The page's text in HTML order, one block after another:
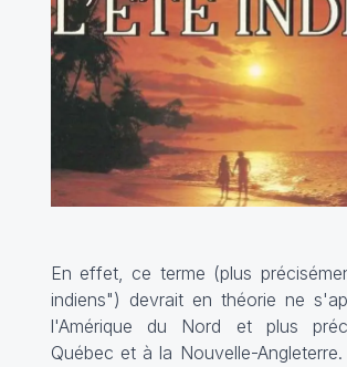
En effet, ce terme (plus
indiens") devrait en théorie ne
l'Amérique du Nord et plus
Québec et à la Nouvelle-